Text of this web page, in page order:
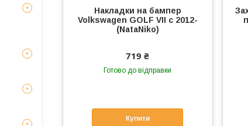
Накладки на бампер
Volkswagen GOLF VII c 2012-
(NataNiko)
719 ₴
Готово до відправки
Купити